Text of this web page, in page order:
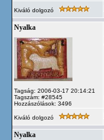
Kiváló dolgozó
Nyalka
Tagság: 2006-03-17 20:14:21
Tagszám: #28545
Hozzászólások: 3496
Kiváló dolgozó
Nyalka